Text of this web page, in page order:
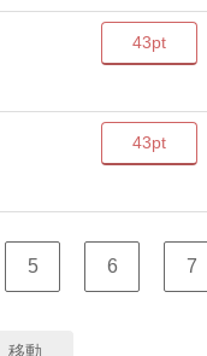
43pt
43pt
5 6 7